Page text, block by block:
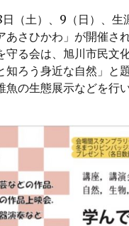
（土）、9（日）、生
あさひかわ」が開催さ
守る会は、旭川市民文
知ろう身近な自然」と
魚の生態展示などを行